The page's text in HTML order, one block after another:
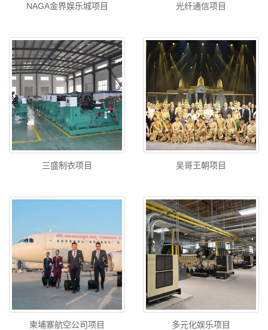
NAGA金界娱乐城项目 光纤通信项目
三盛制衣项目 吴哥王朝项目
柬埔寨航空公司项目 多元化娱乐项目